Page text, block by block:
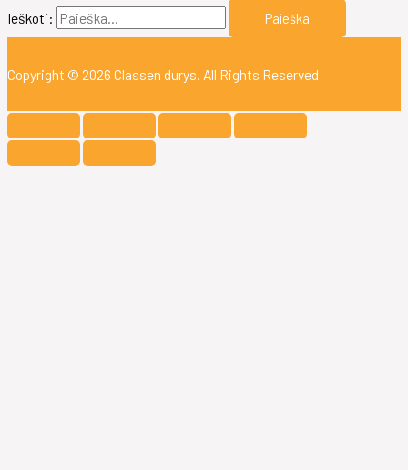
Ieškoti:
Copyright © 2026 Classen durys . All Rights Reserved